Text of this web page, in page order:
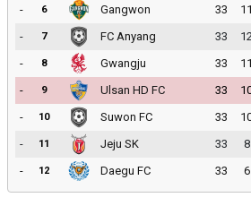
-
6 Gangwon 33 11
-
7 FC Anyang 33
-
8 Gwangju 33 11
-
9 Ulsan HD FC 33
-
10 Suwon FC 33
-
11 Jeju SK 33 8
-
12 Daegu FC 33 6